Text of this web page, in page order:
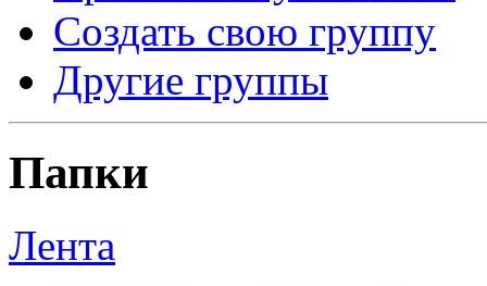
Создать свою группу
Другие группы
Папки
Лента